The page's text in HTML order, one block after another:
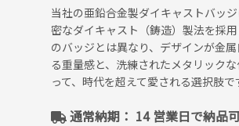
当社の亜鉛合金製ダイキャストバッ
密なダイキャスト（鋳造）製法を採
のバッジとは異なり、デザインが金
る重量感と、洗練されたメタリック
って、時代を超えて愛される選択肢
通常納期： 14 営業日で納品